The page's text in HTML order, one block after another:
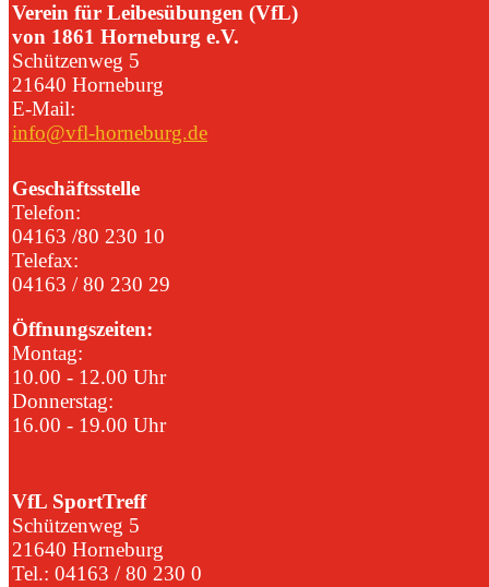
Verein für Leibesübungen (VfL)
von 1861 Horneburg e.V.
Schützenweg 5
21640 Horneburg
E-Mail:
info@vfl-horneburg.de
Geschäftsstelle
Telefon:
04163 /80 230 10
Telefax:
04163 / 80 230 29
Öffnungszeiten:
Montag:
10.00 - 12.00 Uhr
Donnerstag:
16.00 - 19.00 Uhr
VfL SportTreff
Schützenweg 5
21640 Horneburg
Tel.: 04163 / 80 230 0